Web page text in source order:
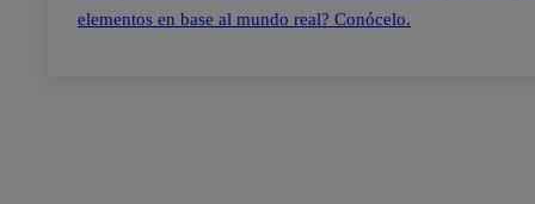
elementos en base al mundo real? Conócelo.